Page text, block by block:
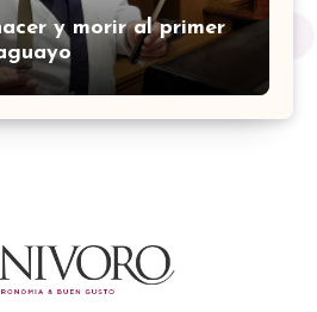
y morir al primer